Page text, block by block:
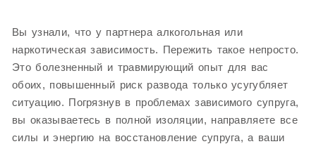
Вы узнали, что у партнера алкогольная или
наркотическая зависимость. Пережить такое непросто.
Это болезненный и травмирующий опыт для вас
обоих, повышенный риск развода только усугубляет
ситуацию. Погрязнув в проблемах зависимого супруга,
вы оказываетесь в полной изоляции, направляете все
силы и энергию на восстановление супруга, а ваши